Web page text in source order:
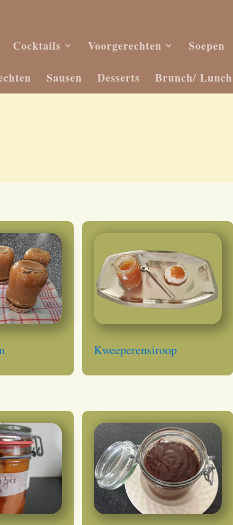
Cocktails Voorgerechten Soepen
Sausen Desserts Brunch/ Lunch
Kweeperensiroop